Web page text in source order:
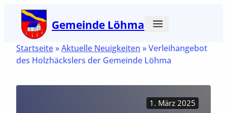
Zum
Inhalt
springen
Gemeinde Löhma
Startseite»Aktuelle Neuigkeiten »Verleihangebot
des Holzhäckslers der Gemeinde Löhma
1. März 2025